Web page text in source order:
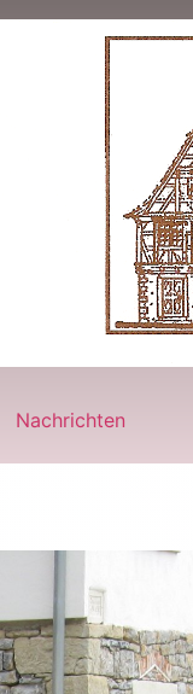
Nachrichten